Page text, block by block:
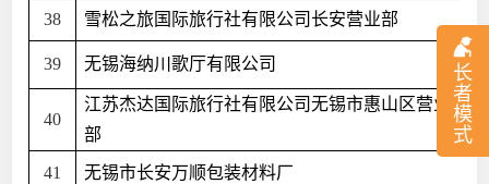
长
者
模
式
38 雪松之旅国际旅行社有限公司长安营业部
39 无锡海纳川歌厅有限公司
40
江苏杰达国际旅行社有限公司无锡市惠山区营业
部
41 无锡市长安万顺包装材料厂